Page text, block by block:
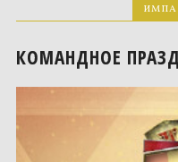
КОМАНДНОЕ